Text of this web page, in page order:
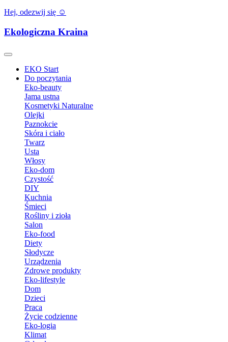
Hej, odezwij się ☺️
Ekologiczna Kraina
EKO Start
Do poczytania
Eko-beauty
Jama ustna
Kosmetyki Naturalne
Olejki
Paznokcie
Skóra i ciało
Twarz
Usta
Włosy
Eko-dom
Czystość
DIY
Kuchnia
Śmieci
Rośliny i zioła
Salon
Eko-food
Diety
Słodycze
Urządzenia
Zdrowe produkty
Eko-lifestyle
Dom
Dzieci
Praca
Życie codzienne
Eko-logia
Klimat